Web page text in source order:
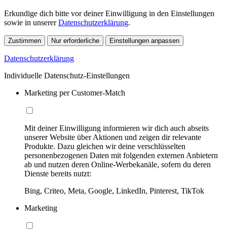
Erkundige dich bitte vor deiner Einwilligung in den Einstellungen
sowie in unsererDatenschutzerklärung.
Zustimmen Nur erforderliche Einstellungen anpassen
Datenschutzerklärung
Individuelle Datenschutz-Einstellungen
Marketing per Customer-Match
Mit deiner Einwilligung informieren wir dich auch abseits
unserer Website über Aktionen und zeigen dir relevante
Produkte. Dazu gleichen wir deine verschlüsselten
personenbezogenen Daten mit folgenden externen Anbietern
ab und nutzen deren Online-Werbekanäle, sofern du deren
Dienste bereits nutzt:
Bing, Criteo, Meta, Google, LinkedIn, Pinterest, TikTok
Marketing